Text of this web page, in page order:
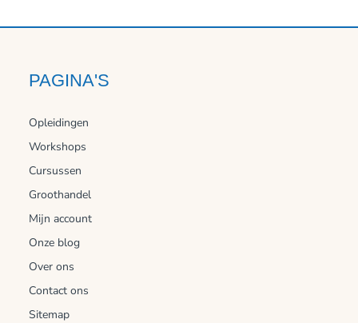
PAGINA'S
Opleidingen
Workshops
Cursussen
Groothandel
Mijn account
Onze blog
Over ons
Contact ons
Sitemap